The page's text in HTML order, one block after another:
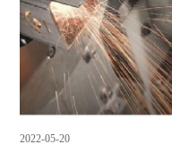
2022-05-20